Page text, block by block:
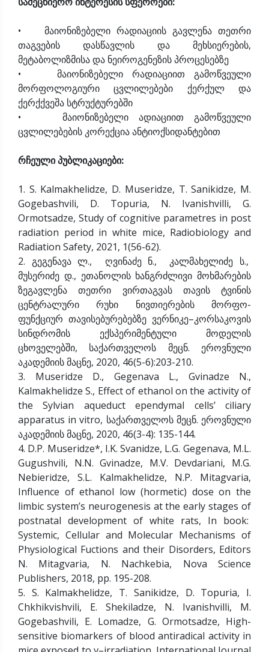
• მაიონიზებელი რადიაციის გავლენა თეთრი
თაგვების დასწავლის და მეხსიერების,
მეტაბოლიზმისა და ნეიროგენეზის პროცესებზე
• მაიონიზებელი რადიაციით გამოწვეული
მორფოლოგიური ცვლილებები ქერქულ და
ქერქქვეშა სტრუქტურებში
• მაიონიზებელი ადიაციით გამოწვეული
ცვლილებების კორექცია ანტიოქსიდანტებით
რჩეული პუბლიკაციები:
1. S. Kalmakhelidze, D. Museridze, T. Sanikidze, M.
Gogebashvili, D. Topuria, N. Ivanishvilli, G.
Ormotsadze, Study of cognitive parametres in post
radiation period in white mice, Radiobiology and
Radiation Safety, 2021, 1(56-62).
2. გეგენავა ლ., ღვინაძე ნ., კალმახელიძე ს.,
მუსერიძე დ., ეთანოლის ხანგრძლივი მოხმარების
ზეგავლენა თეთრი ვირთაგვას თავის ტვინის
ცენტრალური რუხი ნივთიერების მორფო-
ფუნქციურ თავისებურებებზე ვერნიკე–კორსაკოვის
სინდრომის ექსპერიმენტული მოდელის
ცხოველებში, საქართველოს მეცნ. ეროვნული
აკადემიის მაცნე, 2020, 46(5-6):203-210.
3. Museridze D., Gegenava L., Gvinadze N.,
Kalmakhelidze S., Effect of ethanol on the activity of
the Sylvian aqueduct ependymal cells’ ciliary
apparatus in vitro, საქართველოს მეცნ. ეროვნული
აკადემიის მაცნე, 2020, 46(3-4): 135-144.
4. D.P. Museridze*, I.K. Svanidze, L.G. Gegenava, M.L.
Gugushvili, N.N. Gvinadze, M.V. Devdariani, M.G.
Nebieridze, S.L. Kalmakhelidze, N.P. Mitagvaria,
Influence of ethanol low (hormetic) dose on the
limbic system’s neurogenesis at the early stages of
postnatal development of white rats, In book:
Systemic, Cellular and Molecular Mechanisms of
Physiological Fuctions and their Disorders, Editors
N. Mitagvaria, N. Nachkebia, Nova Science
Publishers, 2018, pp. 195-208.
5. S. Kalmakhelidze, T. Sanikidze, D. Topuria, I.
Chkhikvishvili, E. Shekiladze, N. Ivanishvilli, M.
Gogebashvili, E. Lomadze, G. Ormotsadze, High-
sensitive biomarkers of blood antiradical activity in